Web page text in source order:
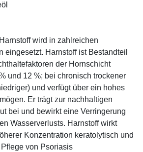
wird in zahlreichen
eingesetzt. Harnstoff ist Bestandteil
der Hornschicht
und 12 %; bei chronisch trockener
und verfügt über ein hohes
Er trägt zur nachhaltigen
bei und bewirkt eine Verringerung
Wasserverlusts. Harnstoff wirkt
Konzentration keratolytisch und
von Psoriasis